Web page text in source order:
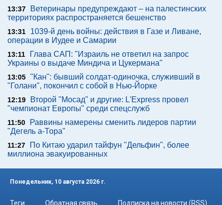
13:37
Ветеринары предупреждают – на палестинских
территориях распространяется бешенство
13:31
1039-й день войны: действия в Газе и Ливане,
операции в Иудее и Самарии
13:11
Глава САП: "Израиль не ответил на запрос
Украины о выдаче Миндича и Цукермана"
13:05 "Кан": бывший солдат-одиночка, служивший в
"Голани", покончил с собой в Нью-Йорке
12:19
Второй "Мосад" и другие: L'Express провел
"чемпионат Европы" среди спецслужб
11:50
Раввины намерены сменить лидеров партии
"Дегель а-Тора"
11:27
По Китаю ударил тайфун "Дельфин", более
миллиона эвакуированных
Понедельник, 10 августа 2026 г.
Теги Обратная связь Подписка на новости (RSS)